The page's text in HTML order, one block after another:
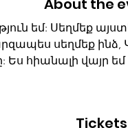
About the
եմ: Սեղմեք
սեղմեք ինձ,
Ես հիանալի վայր
Tickets